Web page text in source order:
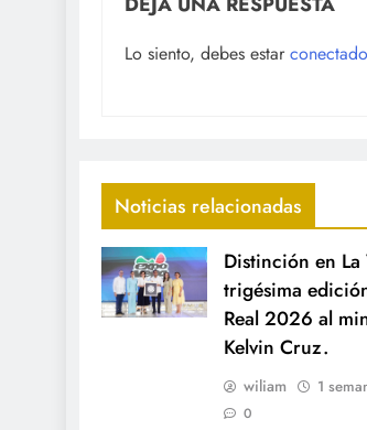
Lo siento, debes estar conectado
Noticias relacionadas
Distinción en
trigésima
Real 2026 al
Kelvin Cruz.
wiliam 1
0